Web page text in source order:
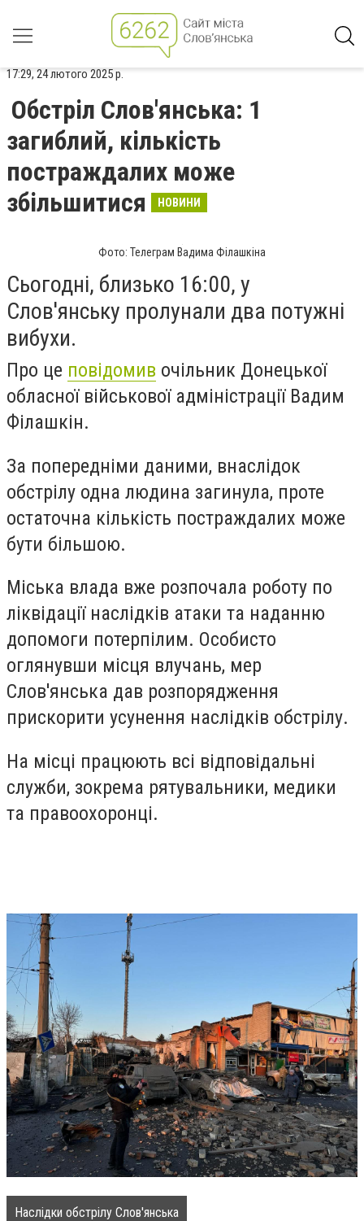
17:29, 24 лютого 2025 р.
Обстріл Слов'янська: 1
загиблий, кількість
постраждалих може
збільшитися
НОВИНИ
Фото: Телеграм Вадима Філашкіна
Сьогодні, близько 16:00, у
Слов'янську пролунали два потужні
вибухи.
Про це повідомив очільник Донецької
обласної військової адміністрації Вадим
Філашкін.
За попередніми даними, внаслідок
обстрілу одна людина загинула, проте
остаточна кількість постраждалих може
бути більшою.
Міська влада вже розпочала роботу по
ліквідації наслідків атаки та наданню
допомоги потерпілим. Особисто
оглянувши місця влучань, мер
Слов'янська дав розпорядження
прискорити усунення наслідків обстрілу.
На місці працюють всі відповідальні
служби, зокрема рятувальники, медики
та правоохоронці.
Наслідки обстрілу Слов'янська